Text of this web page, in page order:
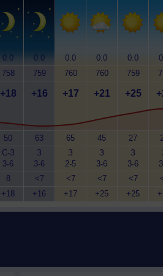
0.0
758
+18
50
С-З
3-6
8
+18
0.0
759
+16
63
З
3-6
<7
+16
0.0
760
+17
65
З
2-5
<7
+17
0.0
760
+21
45
З
3-6
<7
+25
0.0
759
+25
27
З
3-6
<7
+25